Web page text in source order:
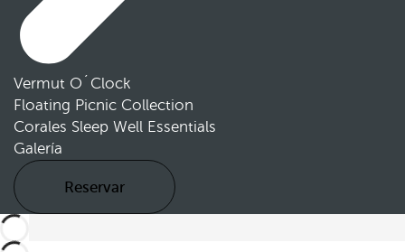
Vermut O´Clock
Floating Picnic Collection
Corales Sleep Well Essentials
Galería
Reservar